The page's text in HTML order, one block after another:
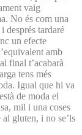
vaig
No és com una
després tardaré
un efecte
amb
final t’acabarà
tens més
Igual que hi va
de moda el
mil i una coses
gluten, i no se’ls